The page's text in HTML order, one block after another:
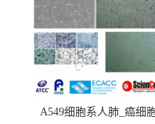
A549细胞系人肺_癌细